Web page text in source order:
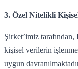
3. Özel Nitelikli
Şirket’imiz tarafından,
kişisel verilerin
uygun